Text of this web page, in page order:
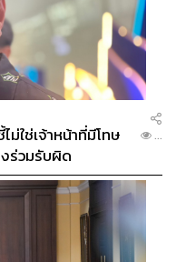
ใช่เจ้าหน้าที่มีโทษ
ร่วมรับผิด
...